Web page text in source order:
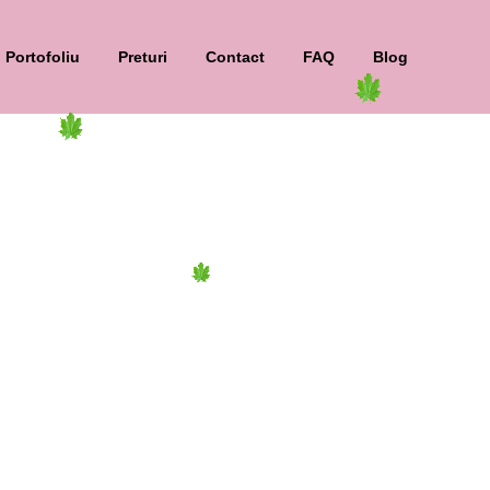
Portofoliu Preturi Contact FAQ Blog